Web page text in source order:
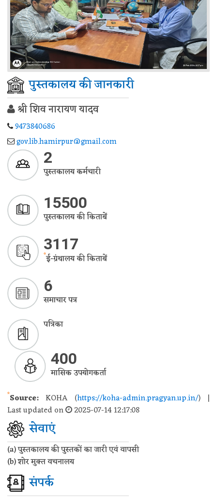
पुस्तकालय की जानकारी
श्री शिव नारायण यादव
9473840686
gov.lib.hamirpur@gmail.com
2
पुस्तकालय कर्मचारी
15500
पुस्तकालय की किताबें
3117
*ई-ग्रंथालय की किताबें
6
समाचार पत्र
पत्रिका
400
मासिक उपयोगकर्ता
*Source: KOHA (https://koha-admin.pragyan.up.in/) |
Last updated on
2025-07-14 12:17:08
सेवाएं
(a) पुस्तकालय की पुस्तकों का जारी एवं वापसी
(b) शोर मुक्त वचनालय
संपर्क